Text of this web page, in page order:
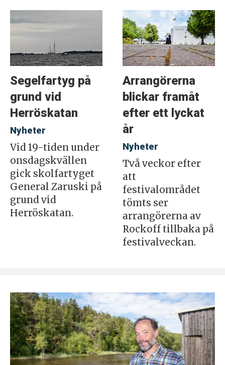
Segelfartyg på
grund vid
Herröskatan
Nyheter
Vid 19-tiden under
onsdagskvällen
gick skolfartyget
General Zaruski på
grund vid
Herröskatan.
Arrangörerna
blickar framåt
efter ett lyckat
år
Nyheter
Två veckor efter
att
festivalområdet
tömts ser
arrangörerna av
Rockoff tillbaka på
festivalveckan.